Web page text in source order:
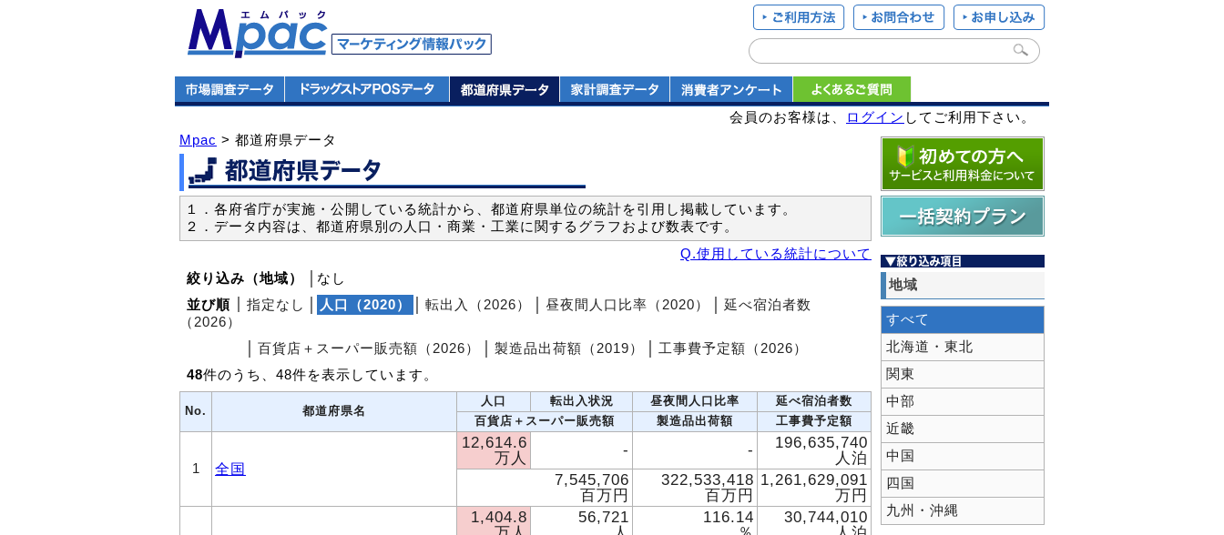
会員のお客様は、 ログイン してご利用下さい。
Mpac > 都道府県データ
１．各府省庁が実施・公開している統計から、都道府県単位の統計を引用し掲載しています。
２．データ内容は、都道府県別の人口・商業・工業に関するグラフおよび数表です。
Q.使用している統計について
絞り込み（地域）
│なし
並び順
指定なし 人口（2020） 転出入（2026） 昼夜間人口比率（2020）
延べ宿泊者数
（2026）
百貨店＋スーパー販売額（2026） 製造品出荷額（2019）
工事費予定額（2026）
48件のうち、48件を表示しています。
No. 都道府県名
人口 転出入状況 昼夜間人口比率
延べ宿泊者数
百貨店＋スーパー販売額
製造品出荷額 工事費予定額
1 全国
12,614.6
万人
- -
196,635,740
人泊
7,545,706
百万円
322,533,418
百万円
1,261,629,091
万円
1,404.8
56,721
116.14
30,744,010
地域
すべて
北海道・東北
関東
中部
近畿
中国
四国
九州・沖縄